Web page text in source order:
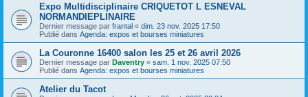
Expo Multidisciplinaire CRIQUETOT L ESNEVAL
NORMANDIEPLINAIRE
Dernier message par frantal « dim. 23 nov. 2025 17:50
Publié dans Agenda: expos et bourses miniatures
La Couronne 16400 salon les 25 et 26 avril 2026
Dernier message par Daventry « sam. 1 nov. 2025 07:50
Publié dans Agenda: expos et bourses miniatures
Atelier du Tacot